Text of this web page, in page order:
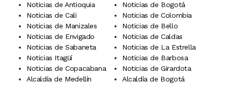
Noticias de Antioquia
Noticias de Bogotá
Noticias de Cali
Noticias de Colombia
Noticias de Manizales
Noticias de Bello
Noticias de Envigado
Noticias de Caldas
Noticias de Sabaneta
Noticias de La Estrella
Noticias Itagüí
Noticias de Barbosa
Noticias de Copacabana
Noticias de Girardota
Alcaldía de Medellín
Alcaldía de Bogotá